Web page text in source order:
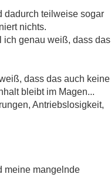
dadurch teilweise sogar
nichts.
ich genau weiß, dass das
dass das auch keine
bleibt im Magen...
Antriebslosigkeit,
meine mangelnde